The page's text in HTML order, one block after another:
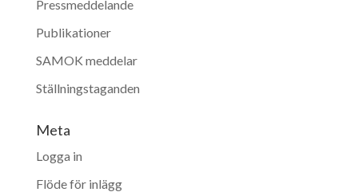
Pressmeddelande
Publikationer
SAMOK meddelar
Ställningstaganden
Meta
Logga in
Flöde för inlägg